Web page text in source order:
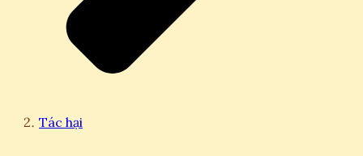
Tác hại